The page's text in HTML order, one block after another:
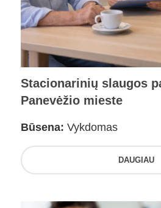
Stacionarinių slaugos
Panevėžio mieste
Būsena: Vykdomas
DAUGIAU